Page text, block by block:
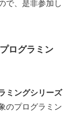
で、是非参加し
ログラミン
ミングシリーズ
のプログラミン